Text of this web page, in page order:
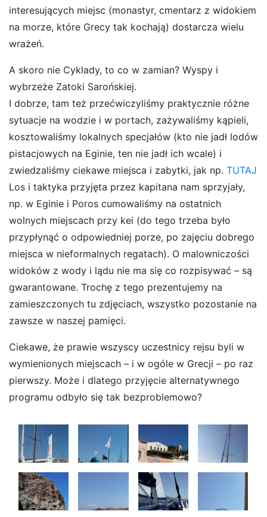
interesujących miejsc (monastyr, cmentarz z widokiem
na morze, które Grecy tak kochają) dostarcza wielu
wrażeń.
A skoro nie Cyklady, to co w zamian? Wyspy i
wybrzeże Zatoki Sarońskiej.
I dobrze, tam też przećwiczyliśmy praktycznie różne
sytuacje na wodzie i w portach, zażywaliśmy kąpieli,
kosztowaliśmy lokalnych specjałów (kto nie jadł lodów
pistacjowych na Eginie, ten nie jadł ich wcale) i
zwiedzaliśmy ciekawe miejsca i zabytki, jak np. TUTAJ
Los i taktyka przyjęta przez kapitana nam sprzyjały,
np. w Eginie i Poros cumowaliśmy na ostatnich
wolnych miejscach przy kei (do tego trzeba było
przypłynąć o odpowiedniej porze, po zajęciu dobrego
miejsca w nieformalnych regatach). O malowniczości
widoków z wody i lądu nie ma się co rozpisywać – są
gwarantowane. Trochę z tego prezentujemy na
zamieszczonych tu zdjęciach, wszystko pozostanie na
zawsze w naszej pamięci.
Ciekawe, że prawie wszyscy uczestnicy rejsu byli w
wymienionych miejscach – i w ogóle w Grecji – po raz
pierwszy. Może i dlatego przyjęcie alternatywnego
programu odbyło się tak bezproblemowo?